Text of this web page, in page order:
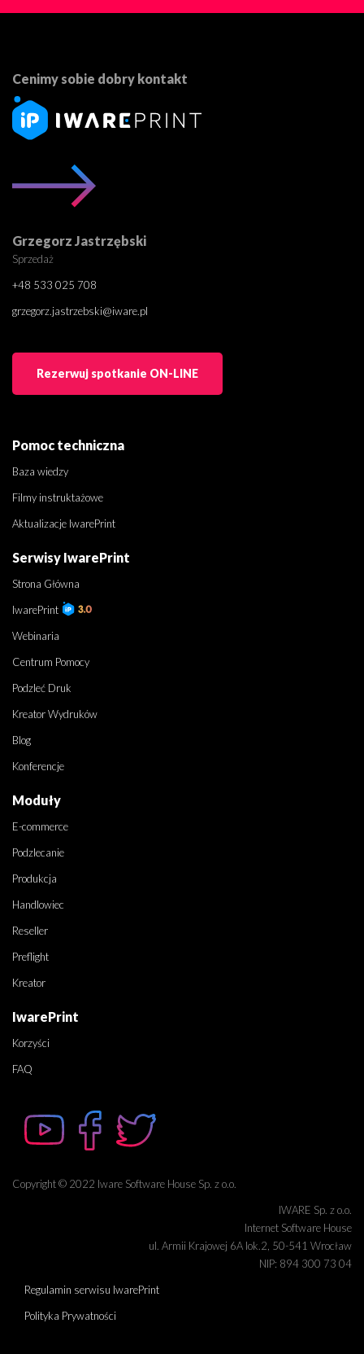
Cenimy sobie dobry kontakt
Grzegorz Jastrzębski
Sprzedaż
+48 533 025 708
grzegorz.jastrzebski@iware.pl
Rezerwuj spotkanie ON-LINE
Pomoc techniczna
Baza wiedzy
Filmy instruktażowe
Aktualizacje IwarePrint
Serwisy IwarePrint
Strona Główna
IwarePrint
Webinaria
Centrum Pomocy
Podzleć Druk
Kreator Wydruków
Blog
Konferencje
Moduły
E-commerce
Podzlecanie
Produkcja
Handlowiec
Reseller
Preflight
Kreator
IwarePrint
Korzyści
FAQ
Copyright © 2022 Iware Software House Sp. z o.o.
IWARE Sp. z o.o.
Internet Software House
ul. Armii Krajowej 6A lok.2, 50-541 Wrocław
NIP: 894 300 73 04
Regulamin serwisu IwarePrint
Polityka Prywatności